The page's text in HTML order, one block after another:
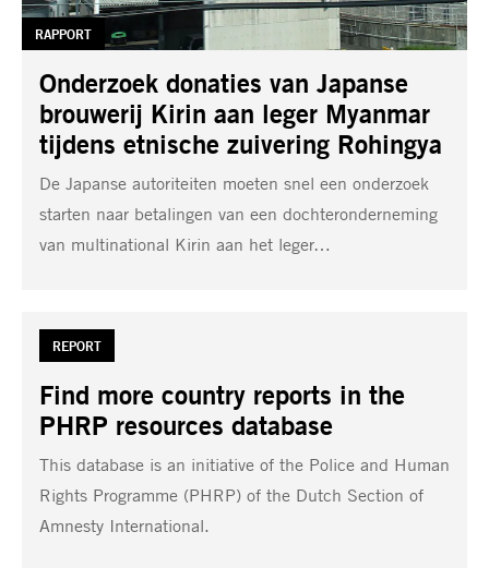
Onderzoek donaties van Japanse
brouwerij Kirin aan leger Myanmar
tijdens etnische zuivering Rohingya
TAG:
RAPPORT
De Japanse autoriteiten moeten snel een onderzoek
starten naar betalingen van een dochteronderneming
van multinational Kirin aan het leger…
Find more country reports in the
PHRP resources database
TAG:
REPORT
This database is an initiative of the Police and Human
Rights Programme (PHRP) of the Dutch Section of
Amnesty International.